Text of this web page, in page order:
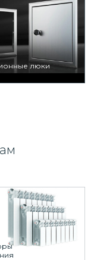
люки